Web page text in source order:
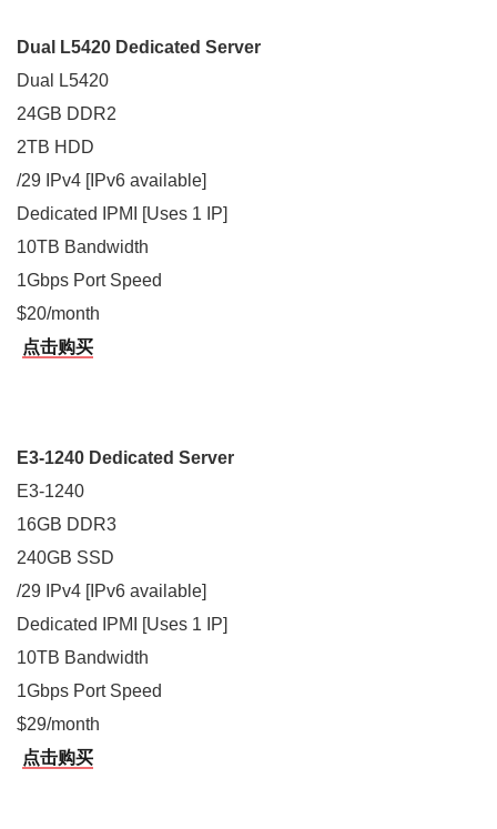
Dual L5420 Dedicated Server
Dual L5420
24GB DDR2
2TB HDD
/29 IPv4 [IPv6 available]
Dedicated IPMI [Uses 1 IP]
10TB Bandwidth
1Gbps Port Speed
$20/month
点击购买
E3-1240 Dedicated Server
E3-1240
16GB DDR3
240GB SSD
/29 IPv4 [IPv6 available]
Dedicated IPMI [Uses 1 IP]
10TB Bandwidth
1Gbps Port Speed
$29/month
点击购买